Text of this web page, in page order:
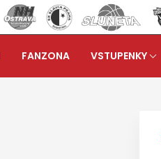
FANZONA
VSTUPENKY